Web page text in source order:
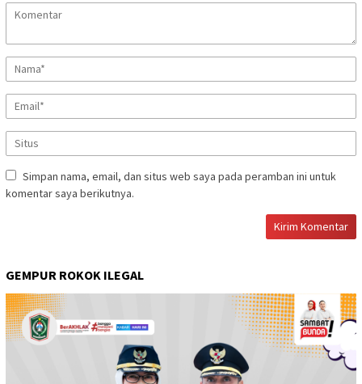
Simpan nama, email, dan situs web saya pada peramban ini untuk
komentar saya berikutnya.
GEMPUR ROKOK ILEGAL